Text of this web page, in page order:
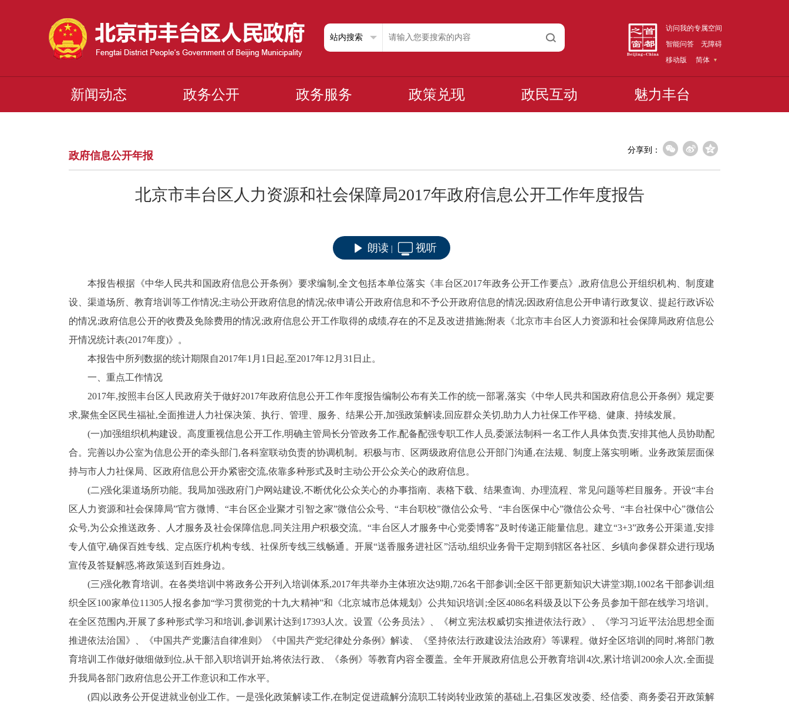
访问我的专属空间
智能问答
无障碍
移动版
简体
新闻动态 政务公开 政务服务 政策兑现 政民互动 魅力丰台
政府信息公开年报 分享到：
北京市丰台区人力资源和社会保障局2017年政府信息公开工作年度报告
朗读 视听
本报告根据《中华人民共和国政府信息公开条例》要求编制,全文包括本单位落实《丰台区2017年政务公开工作要点》,政府信息公开组织机构、制度建
设、渠道场所、教育培训等工作情况;主动公开政府信息的情况;依申请公开政府信息和不予公开政府信息的情况;因政府信息公开申请行政复议、提起行政诉讼
的情况;政府信息公开的收费及免除费用的情况;政府信息公开工作取得的成绩,存在的不足及改进措施;附表《北京市丰台区人力资源和社会保障局政府信息公
开情况统计表(2017年度)》。
本报告中所列数据的统计期限自2017年1 月 1 日起,至2017年12 月 31 日止。
一、 重点工作情况
2017年,按照丰台区人民政府关于做好2017年政府信息公开工作年度报告编制公布有关工作的统一部署,落实《中华人民共和国政府信息公开条例》规定要
求,聚焦全区民生福祉,全面推进人力社保决策、执行、管理、服务、结果公开,加强政策解读,回应群众关切,助力人力社保工作平稳、健康、持续发展。
(一)加强组织机构建设。高度重视信息公开工作,明确主管局长分管政务工作,配备配强专职工作人员,委派法制科一名工作人具体负责,安排其他人员协助配
合。完善以办公室为信息公开的牵头部门,各科室联动负责的协调机制。积极与市、区两级政府信息公开部门沟通,在法规、制度上落实明晰。业务政策层面保
持与市人力社保局、区政府信息公开办紧密交流,依靠多种形式及时主动公开公众关心的政府信息。
(二)强化渠道场所功能。我局加强政府门户网站建设,不断优化公众关心的办事指南、表格下载、结果查询、办理流程、常见问题等栏目服务。开设“丰台
区人力资源和社会保障局”官方微博、“丰台区企业聚才引智之家”微信公众号、“丰台职校”微信公众号、“丰台医保中心”微信公众号、“丰台社保中心”微信公
众号,为公众推送政务、人才服务及社会保障信息,同关注用户积极交流。“丰台区人才服务中心党委博客”及时传递正能量信息。建立“3+3”政务公开渠道,安排
专人值守,确保百姓专线、定点医疗机构专线、社保所专线三线畅通。开展“送香服务进社区”活动,组织业务骨干定期到辖区各社区、乡镇向参保群众进行现场
宣传及答疑解惑,将政策送到百姓身边。
(三)强化教育培训。 在各类培训中将政务公开列入培训体系,2017年共举办主体班次达9期,726名干部参训;全区干部更新知识大讲堂3期,1002名干部参训;组
织全区100家单位11305 人报名参加“学习贯彻党的十九大精神”和《北京城市总体规划》 公共知识培训 ;全区4086名科级及以下公务员参加干部在线学习培训。
在全区范围内,开展了多种形式学习和培训,参训累计达到 17393人次。设置《公务员法》、《树立宪法权威切实推进依法行政》、《学习习近平法治思想全面
推进依法治国》、《中国共产党廉洁自律准则》《中国共产党纪律处分条例》解读、《坚持依法行政建设法治政府》等课程。做好全区培训的同时,将部门教
育培训工作做好做细做到位,从干部入职培训开始,将依法行政、《条例》等教育内容全覆盖。全年开展政府信息公开教育培训 4次,累计培训 200余人次,全面提
升我局各部门政府信息公开工作意识和工作水平。
(四)以政务公开促进就业创业工作。 一是强化政策解读工作,在制定促进疏解分流职工转岗转业政策的基础上,召集区发改委、经信委、商务委召开政策解